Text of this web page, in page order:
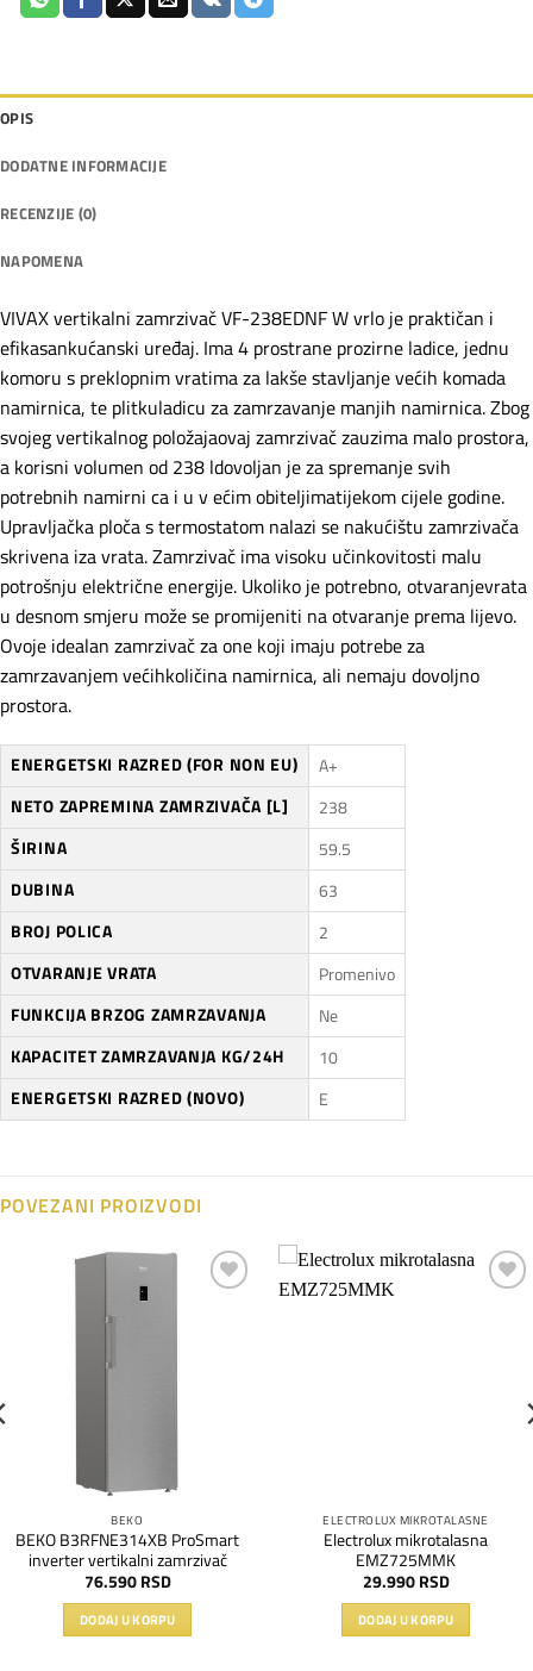
OPIS
DODATNE INFORMACIJE
RECENZIJE (0)
NAPOMENA
VIVAX vertikalni zamrzivač VF-238EDNF W vrlo je praktičan i
efikasankućanski uređaj. Ima 4 prostrane prozirne ladice, jednu
komoru s preklopnim vratima za lakše stavljanje većih komada
namirnica, te plitkuladicu za zamrzavanje manjih namirnica. Zbog
svojeg vertikalnog položajaovaj zamrzivač zauzima malo prostora,
a korisni volumen od 238 ldovoljan je za spremanje svih
potrebnih namirni ca i u v ećim obiteljimatijekom cijele godine.
Upravljačka ploča s termostatom nalazi se nakućištu zamrzivača
skrivena iza vrata. Zamrzivač ima visoku učinkovitosti malu
potrošnju električne energije. Ukoliko je potrebno, otvaranjevrata
u desnom smjeru može se promijeniti na otvaranje prema lijevo.
Ovoje idealan zamrzivač za one koji imaju potrebe za
zamrzavanjem većihkoličina namirnica, ali nemaju dovoljno
prostora.
ENERGETSKI RAZRED (FOR NON EU)
A+
NETO ZAPREMINA ZAMRZIVAČA [L]
238
ŠIRINA
59.5
DUBINA
63
BROJ POLICA
2
OTVARANJE VRATA
Promenivo
FUNKCIJA BRZOG ZAMRZAVANJA
Ne
KAPACITET ZAMRZAVANJA KG/24H
10
ENERGETSKI RAZRED (NOVO)
E
POVEZANI PROIZVODI
BEKO
BEKO B3RFNE314XB ProSmart
inverter vertikalni zamrzivač
76.590 RSD
DODAJ U KORPU
ELECTROLUX MIKROTALASNE
Electrolux mikrotalasna
EMZ725MMK
29.990 RSD
DODAJ U KORPU